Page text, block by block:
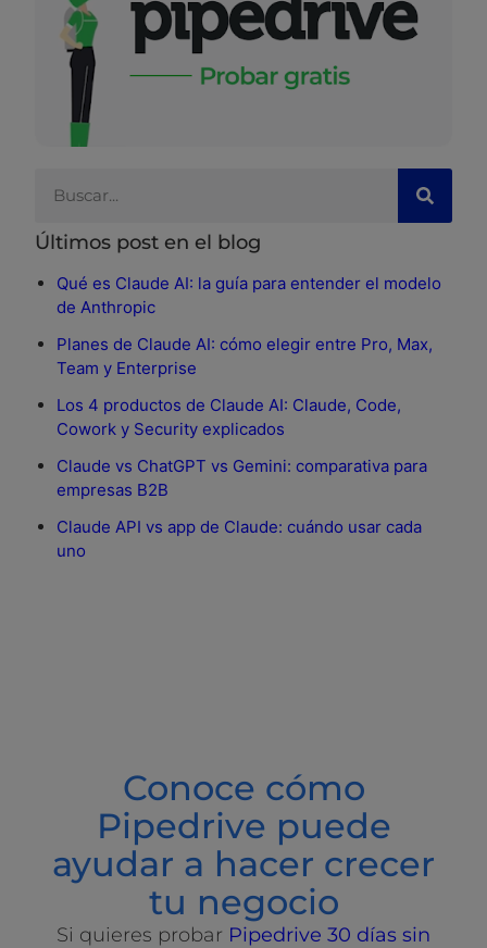
Últimos post en el blog
Qué es Claude AI: la guía para entender el modelo
de Anthropic
Planes de Claude AI: cómo elegir entre Pro, Max,
Team y Enterprise
Los 4 productos de Claude AI: Claude, Code,
Cowork y Security explicados
Claude vs ChatGPT vs Gemini: comparativa para
empresas B2B
Claude API vs app de Claude: cuándo usar cada
uno
Conoce cómo
Pipedrive puede
ayudar a hacer crecer
tu negocio
Si quieres probar Pipedrive 30 días sin